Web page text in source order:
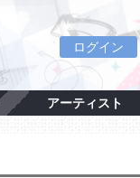
ログイン
アーティスト